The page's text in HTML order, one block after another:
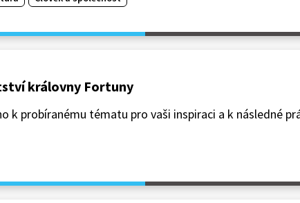
královny Fortuny
k probíranému tématu pro vaši inspiraci a k následné